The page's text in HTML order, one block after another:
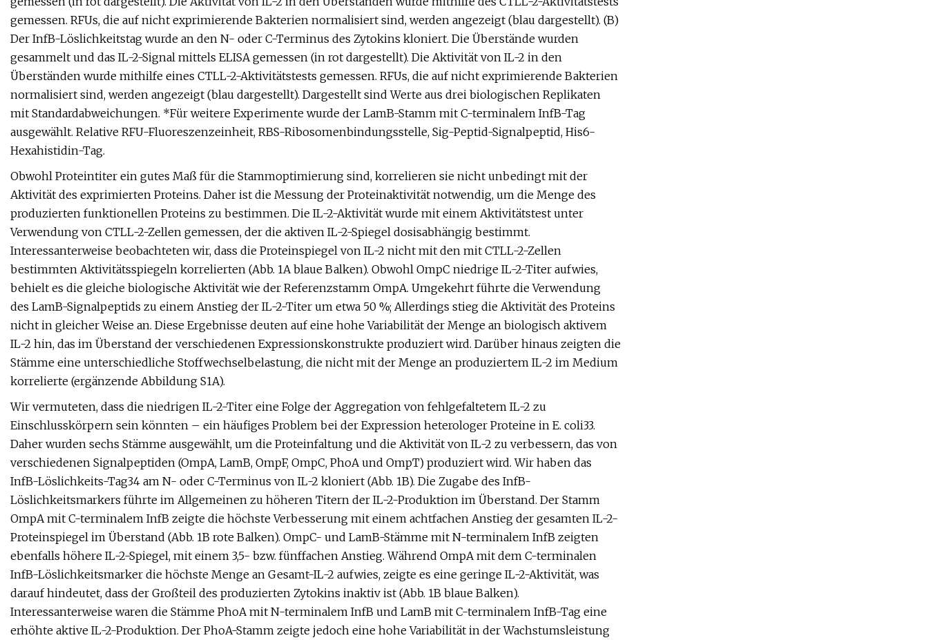
gemessen. RFUs, die auf nicht exprimierende Bakterien normalisiert sind, werden angezeigt (blau dargestellt). (B)
Der InfB-Löslichkeitstag wurde an den N- oder C-Terminus des Zytokins kloniert. Die Überstände wurden
gesammelt und das IL-2-Signal mittels ELISA gemessen (in rot dargestellt). Die Aktivität von IL-2 in den
Überständen wurde mithilfe eines CTLL-2-Aktivitätstests gemessen. RFUs, die auf nicht exprimierende Bakterien
normalisiert sind, werden angezeigt (blau dargestellt). Dargestellt sind Werte aus drei biologischen Replikaten
mit Standardabweichungen. *Für weitere Experimente wurde der LamB-Stamm mit C-terminalem InfB-Tag
ausgewählt. Relative RFU-Fluoreszenzeinheit, RBS-Ribosomenbindungsstelle, Sig-Peptid-Signalpeptid, His6-
Hexahistidin-Tag.
Obwohl Proteintiter ein gutes Maß für die Stammoptimierung sind, korrelieren sie nicht unbedingt mit der
Aktivität des exprimierten Proteins. Daher ist die Messung der Proteinaktivität notwendig, um die Menge des
produzierten funktionellen Proteins zu bestimmen. Die IL-2-Aktivität wurde mit einem Aktivitätstest unter
Verwendung von CTLL-2-Zellen gemessen, der die aktiven IL-2-Spiegel dosisabhängig bestimmt.
Interessanterweise beobachteten wir, dass die Proteinspiegel von IL-2 nicht mit den mit CTLL-2-Zellen
bestimmten Aktivitätsspiegeln korrelierten (Abb. 1A blaue Balken). Obwohl OmpC niedrige IL-2-Titer aufwies,
behielt es die gleiche biologische Aktivität wie der Referenzstamm OmpA. Umgekehrt führte die Verwendung
des LamB-Signalpeptids zu einem Anstieg der IL-2-Titer um etwa 50 %; Allerdings stieg die Aktivität des Proteins
nicht in gleicher Weise an. Diese Ergebnisse deuten auf eine hohe Variabilität der Menge an biologisch aktivem
IL-2 hin, das im Überstand der verschiedenen Expressionskonstrukte produziert wird. Darüber hinaus zeigten die
Stämme eine unterschiedliche Stoffwechselbelastung, die nicht mit der Menge an produziertem IL-2 im Medium
korrelierte (ergänzende Abbildung S1A).
Wir vermuteten, dass die niedrigen IL-2-Titer eine Folge der Aggregation von fehlgefaltetem IL-2 zu
Einschlusskörpern sein könnten – ein häufiges Problem bei der Expression heterologer Proteine ​​in E. coli33.
Daher wurden sechs Stämme ausgewählt, um die Proteinfaltung und die Aktivität von IL-2 zu verbessern, das von
verschiedenen Signalpeptiden (OmpA, LamB, OmpF, OmpC, PhoA und OmpT) produziert wird. Wir haben das
InfB-Löslichkeits-Tag34 am N- oder C-Terminus von IL-2 kloniert (Abb. 1B). Die Zugabe des InfB-
Löslichkeitsmarkers führte im Allgemeinen zu höheren Titern der IL-2-Produktion im Überstand. Der Stamm
OmpA mit C-terminalem InfB zeigte die höchste Verbesserung mit einem achtfachen Anstieg der gesamten IL-2-
Proteinspiegel im Überstand (Abb. 1B rote Balken). OmpC- und LamB-Stämme mit N-terminalem InfB zeigten
ebenfalls höhere IL-2-Spiegel, mit einem 3,5- bzw. fünffachen Anstieg. Während OmpA mit dem C-terminalen
InfB-Löslichkeitsmarker die höchste Menge an Gesamt-IL-2 aufwies, zeigte es eine geringe IL-2-Aktivität, was
darauf hindeutet, dass der Großteil des produzierten Zytokins inaktiv ist (Abb. 1B blaue Balken).
Interessanterweise waren die Stämme PhoA mit N-terminalem InfB und LamB mit C-terminalem InfB-Tag eine
erhöhte aktive IL-2-Produktion. Der PhoA-Stamm zeigte jedoch eine hohe Variabilität in der Wachstumsleistung